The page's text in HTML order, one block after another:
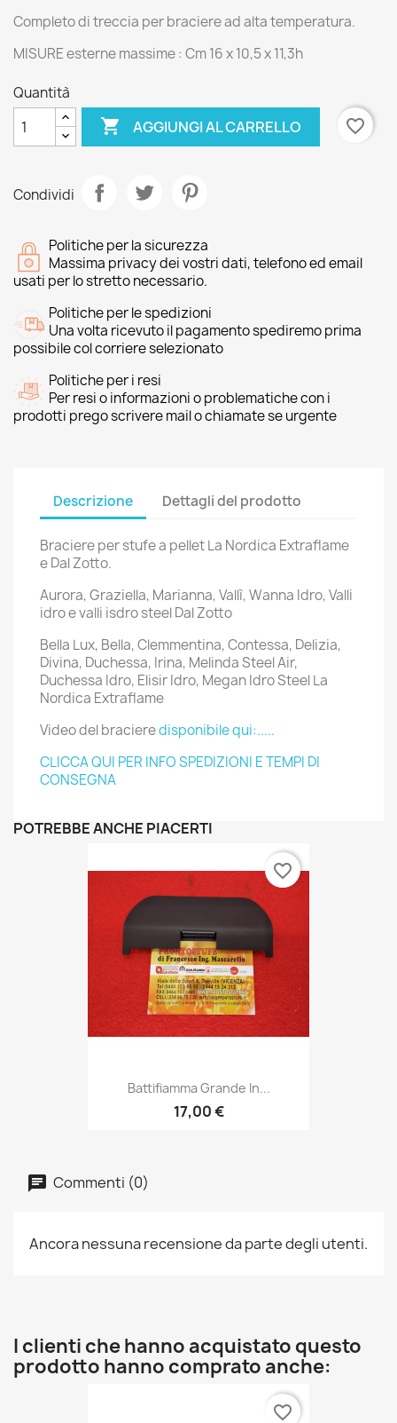
Completo di treccia per braciere ad alta temperatura.
MISURE esterne massime : Cm 16 x 10,5 x 11,3h
Quantità
 AGGIUNGI AL CARRELLO favorite_border
Condividi
Politiche per la sicurezza
Massima privacy dei vostri dati, telefono ed email
usati per lo stretto necessario.
Politiche per le spedizioni
Una volta ricevuto il pagamento spediremo prima
possibile col corriere selezionato
Politiche per i resi
Per resi o informazioni o problematiche con i
prodotti prego scrivere mail o chiamate se urgente
Descrizione Dettagli del prodotto
Braciere per stufe a pellet La Nordica Extraflame
e Dal Zotto.
Aurora, Graziella, Marianna, Vallì, Wanna Idro, Valli
idro e valli isdro steel Dal Zotto
Bella Lux, Bella, Clemmentina, Contessa, Delizia,
Divina, Duchessa, Irina, Melinda Steel Air,
Duchessa Idro, Elisir Idro, Megan Idro Steel La
Nordica Extraflame
Video del bracieredisponibile qui:.....
CLICCA QUI PER INFO SPEDIZIONI E TEMPI DI
CONSEGNA
POTREBBE ANCHE PIACERTI
Battifiamma Grande In...
17,00 €
favorite_border
Commenti (0)
Ancora nessuna recensione da parte degli utenti.
I clienti che hanno acquistato questo
prodotto hanno comprato anche:
favorite_border